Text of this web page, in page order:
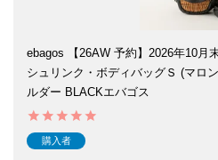
ebagos 【26AW 予約】2026年10月
シュリンク・ボディバッグＳ (マロ
ルダー BLACKエバゴス
購入者